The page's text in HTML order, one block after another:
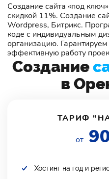
Создание сайта «под
скидкой 11%. Создание
Wordpress, Битрикс.
коде с индивидуальным
организацию.
эффективную работу
Создание
в
ТАРИФ
от
Хостинг на год и